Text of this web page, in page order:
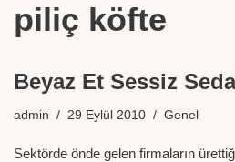
piliç köfte
Beyaz Et Sessiz
admin 29 Eylül 2010 Genel
Sektörde önde gelen firmaların